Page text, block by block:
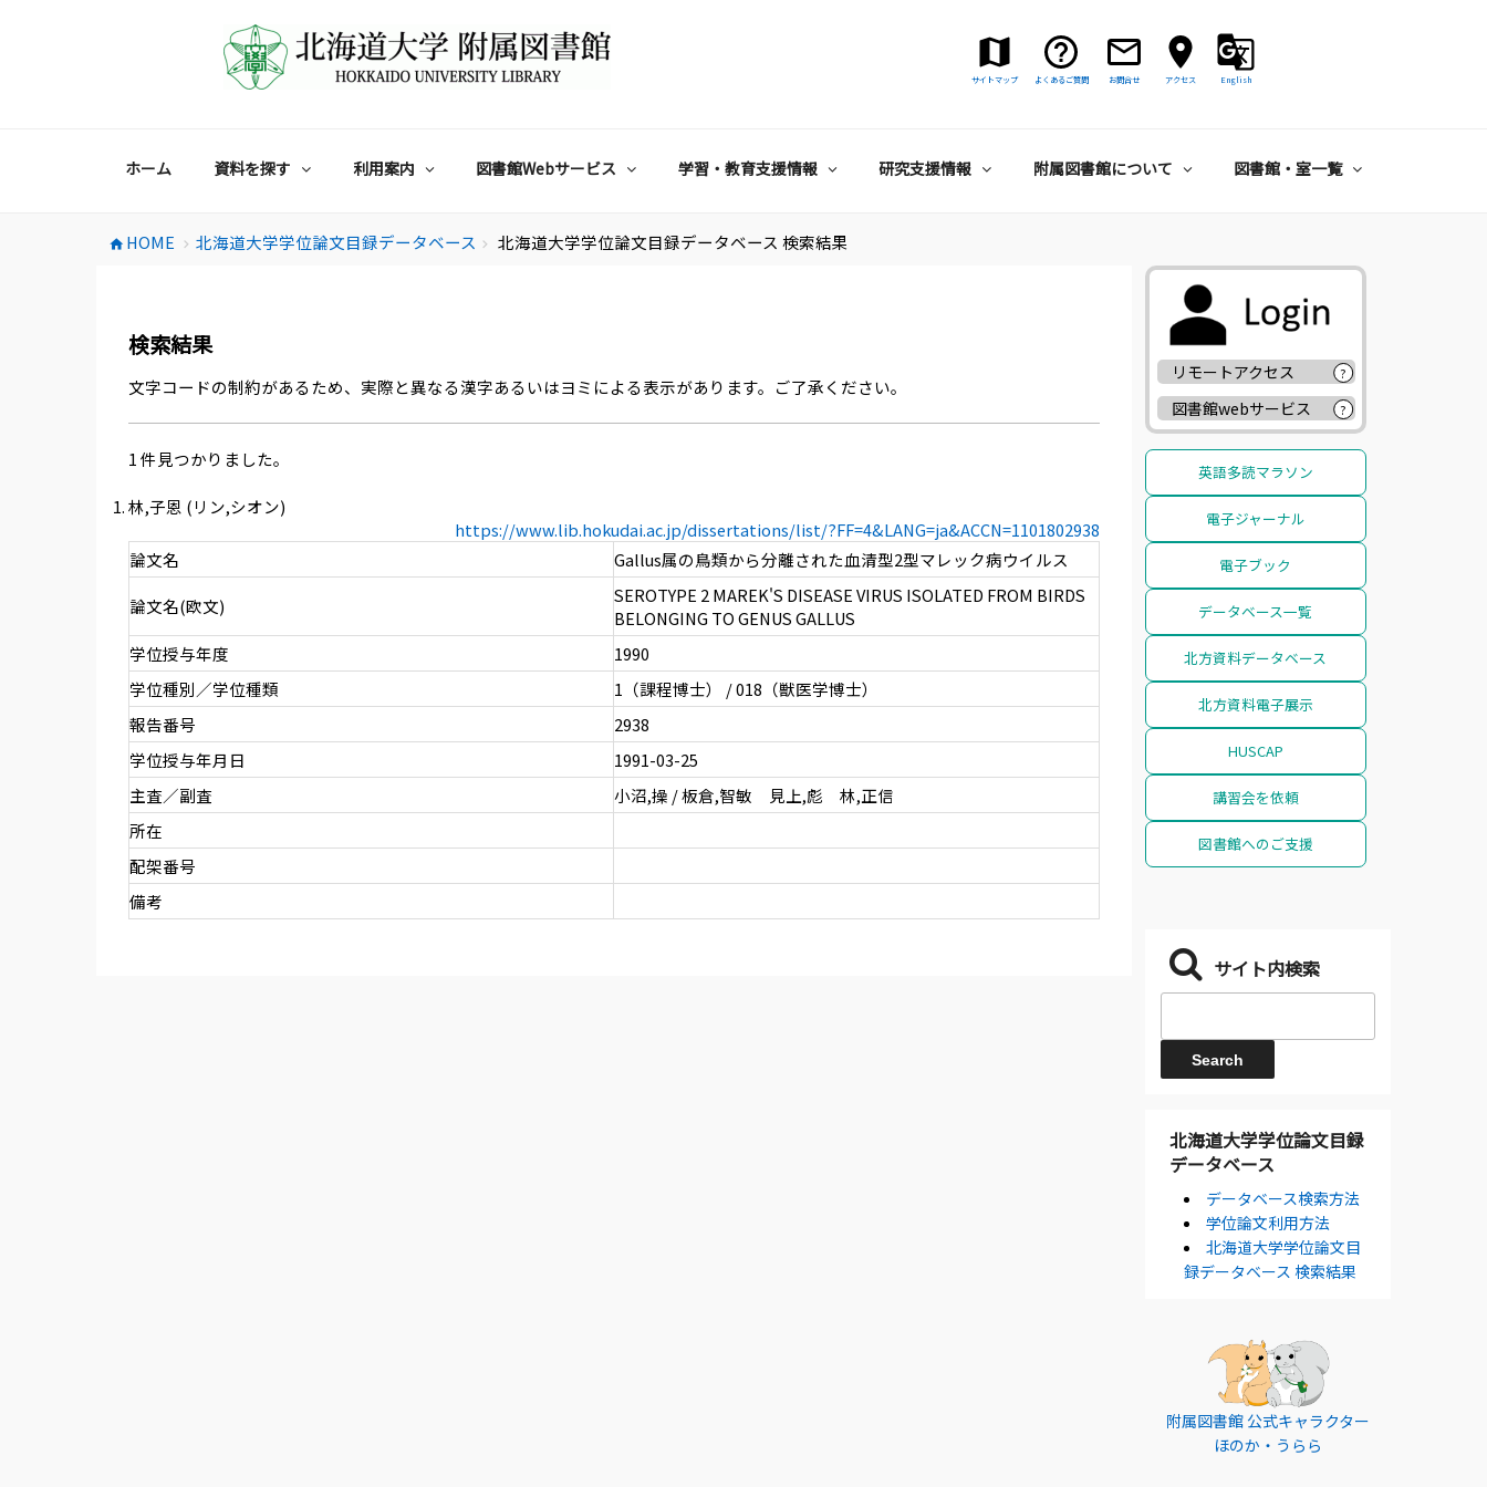
サイトマップ よくあるご質問 お問合せ アクセス English
ホーム 資料を探す 利用案内 図書館Webサービス 学習・教育支援情報 研究支援情報 附属図書館について 図書館・室一覧
home HOME chevron_right 北海道大学学位論文目録データベース chevron_right 北海道大学学位論文目録データベース 検索結果
検索結果
文字コードの制約があるため、実際と異なる漢字あるいはヨミによる表示があります。ご了承ください。
1 件見つかりました。
林,子恩 (リン,シオン)
https://www.lib.hokudai.ac.jp/dissertations/list/?FF=4&LANG=ja&ACCN=1101802938
論文名
Gallus属の鳥類から分離された血清型2型マレック病ウイルス
論文名(欧文)
SEROTYPE 2 MAREK'S DISEASE VIRUS ISOLATED FROM BIRDS
BELONGING TO GENUS GALLUS
学位授与年度
1990
学位種別／学位種類
1（課程博士） / 018（獣医学博士）
報告番号
2938
学位授与年月日
1991-03-25
主査／副査
小沼,操 / 板倉,智敏 見上,彪 林,正信
所在
配架番号
備考
リモートアクセス ?
図書館webサービス ?
英語多読マラソン
電子ジャーナル
電子ブック
データベース一覧
北方資料データベース
北方資料電子展示
HUSCAP
講習会を依頼
図書館へのご支援
サイト内検索
北海道大学学位論文目録
データベース
データベース検索方法
学位論文利用方法
北海道大学学位論文目
録データベース 検索結果
附属図書館 公式キャラクター
ほのか・うらら